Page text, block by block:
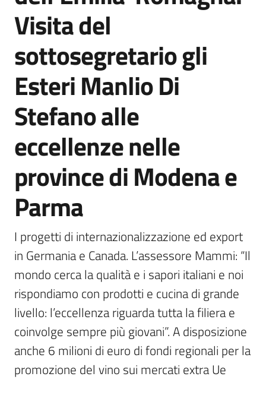
Visita del
sottosegretario gli
Esteri Manlio Di
Stefano alle
eccellenze nelle
province di Modena e
Parma
I progetti di internazionalizzazione ed export
in Germania e Canada. L’assessore Mammi: “Il
mondo cerca la qualità e i sapori italiani e noi
rispondiamo con prodotti e cucina di grande
livello: l’eccellenza riguarda tutta la filiera e
coinvolge sempre più giovani”. A disposizione
anche 6 milioni di euro di fondi regionali per la
promozione del vino sui mercati extra Ue